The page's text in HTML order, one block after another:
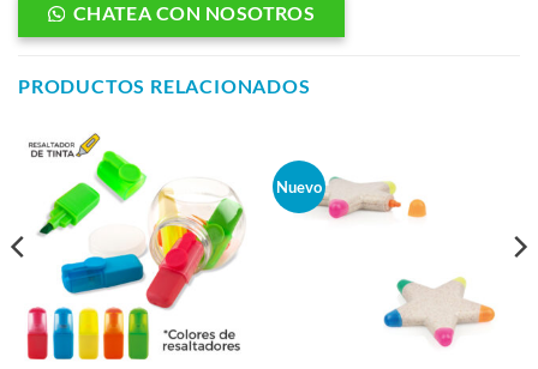
CHATEA CON NOSOTROS
PRODUCTOS RELACIONADOS
Nuevo